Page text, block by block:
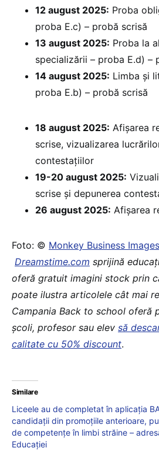
12 august 2025: Proba
proba E.c) – probă scrisă
13 august 2025: Proba la
specializării – proba E.d) –
14 august 2025: Limba și
proba E.b) – probă scrisă
18 august 2025: Afișarea
scrise, vizualizarea
contestațiilor
19-20 august 2025:
scrise și depunerea
26 august 2025: Afișarea
Foto: © Monkey Business
Dreamstime.com sprijină
oferă gratuit imagini stock prin
poate ilustra articolele cât mai
Campania Back to school oferă
școli, profesor sau elev să
calitate cu 50% discount.
Similare
Liceele au de completat în aplicația
candidații din promoțiile anterioare,
de competențe în limbi străine –
Educației